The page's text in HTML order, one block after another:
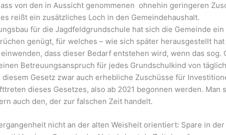
von den in Aussicht genommenen ohnehin geringeren
reißt ein zusätzliches Loch in den Gemeindehaushalt.
für die Jagdfeldgrundschule hat sich die Gemeinde
genügt, für welches – wie sich später herausgestellt
dass dieser Bedarf entstehen wird, wenn das
Betreuungsanspruch für jedes Grundschulkind von
diesem Gesetz zwar auch erhebliche Zuschüsse für
dieses Gesetzes, also ab 2021 begonnen werden.
auch den, der zur falschen Zeit handelt.
nicht an der alten Weisheit orientiert: Spare in